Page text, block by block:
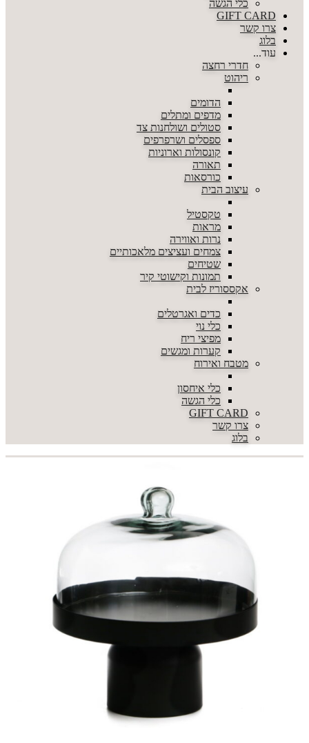
כלי הגשה
GIFT CARD
צרו קשר
בלוג
עוד...
חדרי רחצה
ריהוט
הדומים
מדפים ומתלים
סטולים ושולחנות צד
ספסלים ושרפרפים
קונסולות וארוניות
תאורה
כורסאות
עיצוב הבית
טקסטיל
מראות
נרות ואווירה
צמחים ועציצים מלאכותיים
שטיחים
תמונות וקישוטי קיר
אקססוריז לבית
כדים ואגרטלים
כלי נוי
מפיצי ריח
קערות ומגשים
מטבח ואירוח
כלי איחסון
כלי הגשה
GIFT CARD
צרו קשר
בלוג